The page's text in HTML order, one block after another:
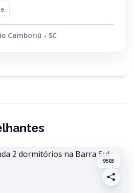
Camboriú - SC
9503